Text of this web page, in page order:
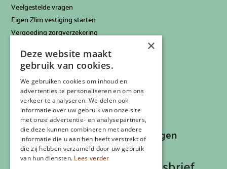
Veelgestelde vragen
Eigen Zlim vestiging starten
Vergoeding zorgverzekering
Privacyverklaring
Cookiebeleid
Klachtenregeling
Algemene voorwaarden
Contactgegevens
Recepten, inspiratie en aanbiedingen
ontvangen?
×
Deze website maakt
gebruik van cookies.
We gebruiken cookies om inhoud en
advertenties te personaliseren en om ons
verkeer te analyseren. We delen ook
informatie over uw gebruik van onze site
met onze advertentie- en analysepartners,
die deze kunnen combineren met andere
informatie die u aan hen heeft verstrekt of
die zij hebben verzameld door uw gebruik
van hun diensten. Lees verder